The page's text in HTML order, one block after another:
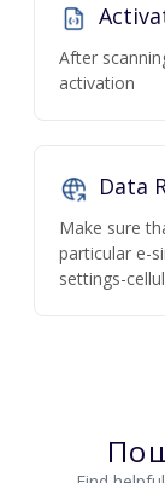
After
activation
Data
Make sure
particular e-
settings-